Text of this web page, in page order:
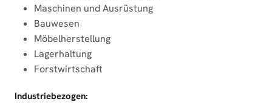
Maschinen und Ausrüstung
Bauwesen
Möbelherstellung
Lagerhaltung
Forstwirtschaft
Industriebezogen: